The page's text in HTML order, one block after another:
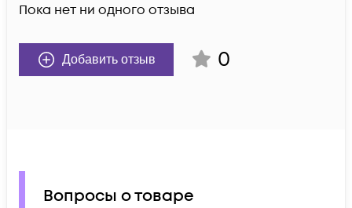
Пока нет ни одного отзыва
Добавить отзыв 0
Вопросы о товаре